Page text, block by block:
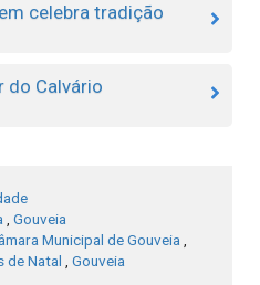
celebra tradição
do Calvário
, Gouveia
Municipal de Gouveia,
de Natal , Gouveia